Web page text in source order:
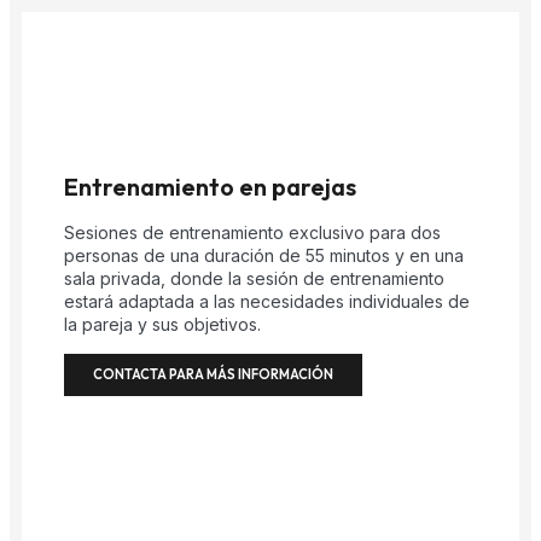
Entrenamiento en parejas
Sesiones de entrenamiento exclusivo para dos
personas de una duración de 55 minutos y en una
sala privada, donde la sesión de entrenamiento
estará adaptada a las necesidades individuales de
la pareja y sus objetivos.
CONTACTA PARA MÁS INFORMACIÓN